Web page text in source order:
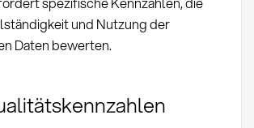
und Nutzung der
Daten bewerten.